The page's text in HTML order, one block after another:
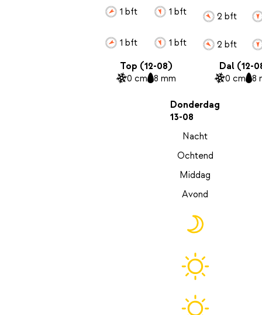
1 bft
1 bft
1 bft
1 bft
2 bft
2 bft
Top (12-08)
0 cm 8 mm
Dal (12-
0 cm 8
Donderdag
13-08
Nacht
Ochtend
Middag
Avond